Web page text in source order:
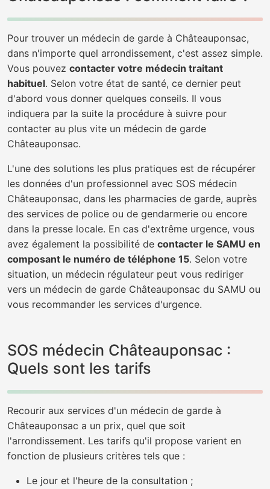
Pour trouver un médecin de garde à Châteauponsac,
dans n'importe quel arrondissement, c'est assez simple.
Vous pouvez contacter votre médecin traitant
habituel. Selon votre état de santé, ce dernier peut
d'abord vous donner quelques conseils. Il vous
indiquera par la suite la procédure à suivre pour
contacter au plus vite un médecin de garde
Châteauponsac.
L'une des solutions les plus pratiques est de récupérer
les données d'un professionnel avec SOS médecin
Châteauponsac, dans les pharmacies de garde, auprès
des services de police ou de gendarmerie ou encore
dans la presse locale. En cas d'extrême urgence, vous
avez également la possibilité de contacter le SAMU en
composant le numéro de téléphone 15. Selon votre
situation, un médecin régulateur peut vous rediriger
vers un médecin de garde Châteauponsac du SAMU ou
vous recommander les services d'urgence.
SOS médecin Châteauponsac :
Quels sont les tarifs
Recourir aux services d'un médecin de garde à
Châteauponsac a un prix, quel que soit
l'arrondissement. Les tarifs qu'il propose varient en
fonction de plusieurs critères tels que :
Le jour et l'heure de la consultation ;